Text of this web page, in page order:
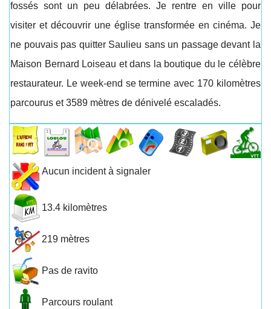
fossés sont un peu délabrées. Je rentre en ville pour
visiter et découvrir une église transformée en cinéma. Je
ne pouvais pas quitter Saulieu sans un passage devant la
Maison Bernard Loiseau et dans la boutique du le célèbre
restaurateur. Le week-end se termine avec 170 kilomètres
parcourus et 3589 mètres de dénivelé escaladés.
Aucun incident à signaler
13.4 kilomètres
219 mètres
Pas de ravito
Parcours roulant